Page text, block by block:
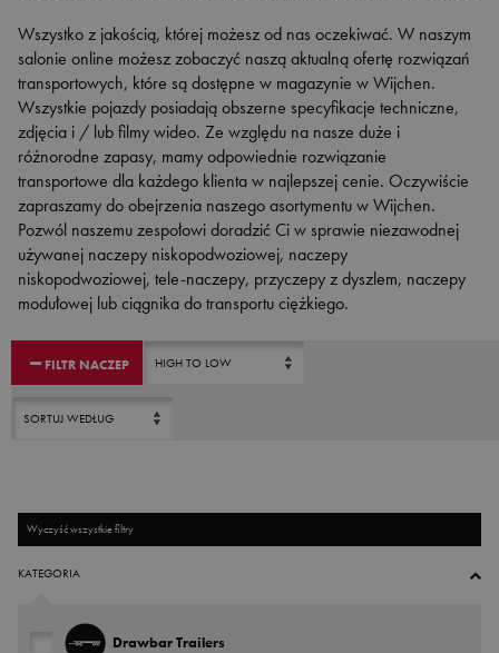
Wszystko z jakością, której możesz od nas oczekiwać. W naszym
salonie online możesz zobaczyć naszą aktualną ofertę rozwiązań
transportowych, które są dostępne w magazynie w Wijchen.
Wszystkie pojazdy posiadają obszerne specyfikacje techniczne,
zdjęcia i / lub filmy wideo. Ze względu na nasze duże i
różnorodne zapasy, mamy odpowiednie rozwiązanie
transportowe dla każdego klienta w najlepszej cenie. Oczywiście
zapraszamy do obejrzenia naszego asortymentu w Wijchen.
Pozwól naszemu zespołowi doradzić Ci w sprawie niezawodnej
używanej naczepy niskopodwoziowej, naczepy
niskopodwoziowej, tele-naczepy, przyczepy z dyszlem, naczepy
modułowej lub ciągnika do transportu ciężkiego.
Chcesz sprzedać swoją naczepę? Skontaktuj się z nami
FILTR NACZEP
Wyczyść wszystkie filtry
KATEGORIA
Drawbar Trailers